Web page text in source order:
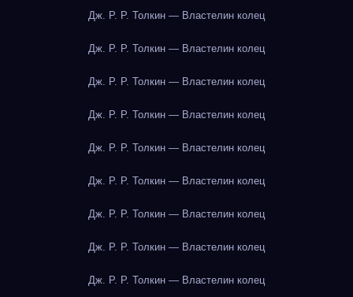
Дж. Р. Р. Толкин — Властелин колец
Дж. Р. Р. Толкин — Властелин колец
Дж. Р. Р. Толкин — Властелин колец
Дж. Р. Р. Толкин — Властелин колец
Дж. Р. Р. Толкин — Властелин колец
Дж. Р. Р. Толкин — Властелин колец
Дж. Р. Р. Толкин — Властелин колец
Дж. Р. Р. Толкин — Властелин колец
Дж. Р. Р. Толкин — Властелин колец